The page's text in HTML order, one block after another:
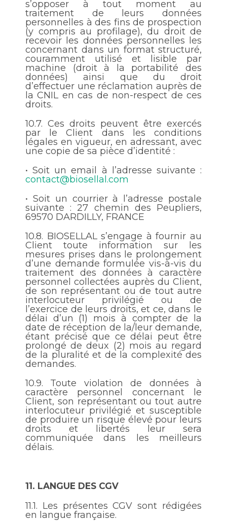
s’opposer à tout moment au
traitement de leurs données
personnelles à des fins de prospection
(y compris au profilage), du droit de
recevoir les données personnelles les
concernant dans un format structuré,
couramment utilisé et lisible par
machine (droit à la portabilité des
données) ainsi que du droit
d’effectuer une réclamation auprès de
la CNIL en cas de non-respect de ces
droits.
10.7. Ces droits peuvent être exercés
par le Client dans les conditions
légales en vigueur, en adressant, avec
une copie de sa pièce d’identité :
• Soit un email à l’adresse suivante :
contact@biosellal.com
• Soit un courrier à l’adresse postale
suivante : 27 chemin des Peupliers,
69570 DARDILLY, FRANCE
10.8. BIOSELLAL s’engage à fournir au
Client toute information sur les
mesures prises dans le prolongement
d’une demande formulée vis-à-vis du
traitement des données à caractère
personnel collectées auprès du Client,
de son représentant ou de tout autre
interlocuteur privilégié ou de
l’exercice de leurs droits, et ce, dans le
délai d’un (1) mois à compter de la
date de réception de la/leur demande,
étant précisé que ce délai peut être
prolongé de deux (2) mois au regard
de la pluralité et de la complexité des
demandes.
10.9.
Toute violation de données à
caractère personnel concernant le
Client, son représentant ou tout autre
interlocuteur privilégié et susceptible
de produire un risque élevé pour leurs
droits et libertés leur sera
communiquée dans les meilleurs
délais.
11. LANGUE DES CGV
11.1. Les présentes CGV sont rédigées
en langue française.